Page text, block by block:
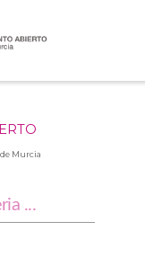
Murcia